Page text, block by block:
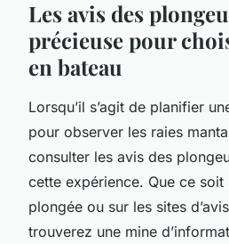
Les avis des
précieuse pour
en bateau
Lorsqu’il s’agit de planifier
pour observer les raies
consulter les avis des
cette expérience. Que ce
plongée ou sur les sites
trouverez une mine